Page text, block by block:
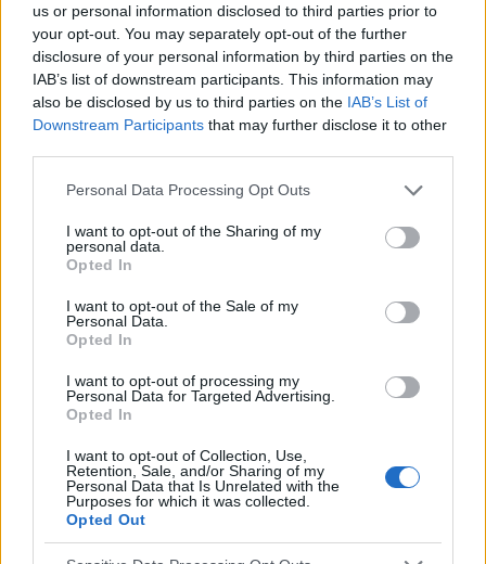
us or personal information disclosed to third parties prior to
your opt-out. You may separately opt-out of the further
disclosure of your personal information by third parties on the
IAB’s list of downstream participants. This information may
also be disclosed by us to third parties on the IAB’s List of
Downstream Participants that may further disclose it to other
Please note that this website/app uses one or more Google
not limited to your visit or usage behaviour. You may click to
grant or deny consent to Google and its third-party tags to
use your data for below specified purposes in below Google
consent section.
Personal Data Processing Opt Outs
I want to opt-out of the Sharing of my
personal data.
Opted In
I want to opt-out of the Sale of my
Personal Data.
Opted In
I want to opt-out of processing my
Personal Data for Targeted Advertising.
Opted In
I want to opt-out of Collection, Use,
Retention, Sale, and/or Sharing of my
Personal Data that Is Unrelated with the
Purposes for which it was collected.
Opted Out
TROUBLES MENTAUX
choisir et à quoi faire attention ?
Psychologue, psychiatre, psychothérapeute - à qui
compétences ? Qui prescrit des médicaments et qui mène
une psychothérapie ? Comment choisir un bon...